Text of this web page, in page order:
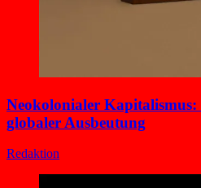
Neokolonialer Kapitalismus:
globaler Ausbeutung
Redaktion